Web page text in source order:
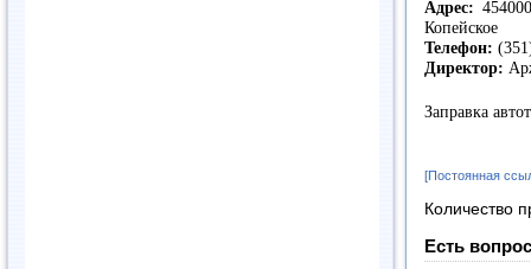
Адрес:
Копейское
Телефон:
Директор:
Заправка
[Постоянная
Количество
Есть